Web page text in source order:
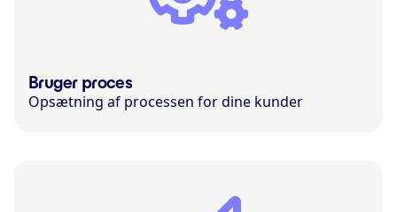
Bruger proces
Opsætning af processen for dine kunder